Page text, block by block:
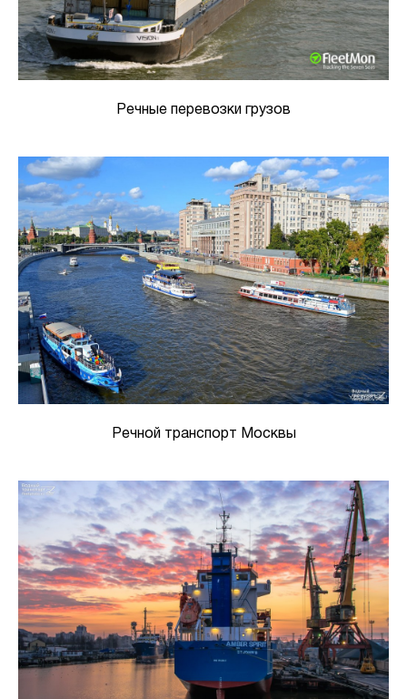
Речные перевозки грузов
Речной транспорт Москвы